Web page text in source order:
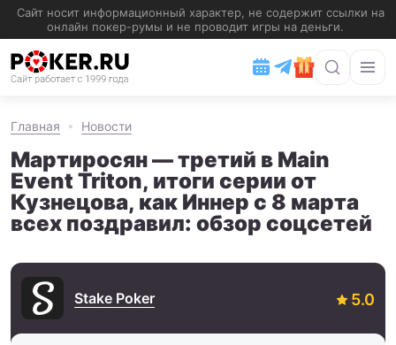
Главная Новости
Мартиросян — третий в Main
Event Triton, итоги серии от
Кузнецова, как Иннер с 8 марта
всех поздравил: обзор соцсетей
Stake Poker